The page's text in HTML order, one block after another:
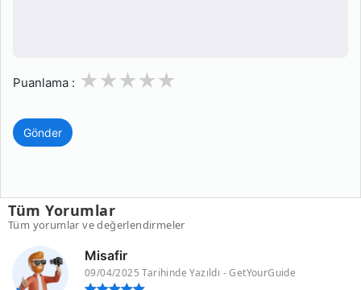
Puanlama : 3
2
1
Gönder
Tüm Yorumlar
Tüm yorumlar ve değerlendirmeler
Misafir
09/04/2025 Tarihinde Yazıldı - GetYourGuide